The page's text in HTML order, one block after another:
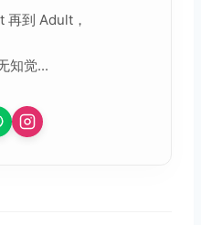
再到 Adult，
知觉...